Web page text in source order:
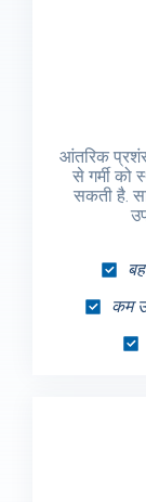
आंतरिक
से गर्मी को
सकती है.
कम